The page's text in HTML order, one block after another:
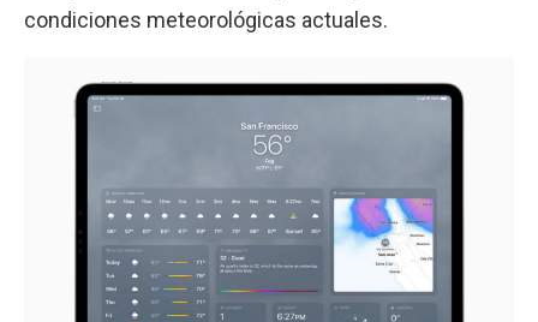
condiciones meteorológicas actuales.